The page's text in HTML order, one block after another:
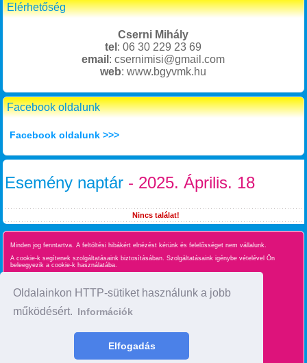
Oldalainkon HTTP-sütiket használunk a jobb
működésért. Információk
Elfogadás
Elérhetőség
Cserni Mihály
tel : 06 30 229 23 69
email : csernimisi@gmail.com
web: www.bgyvmk.hu
Facebook oldalunk
Facebook oldalunk >>>
Esemény naptár - 2025. Április. 18
Nincs találat!
Minden jog fenntartva. A feltöltési hibákért elnézést kérünk és felelősséget nem vállalunk.
A cookie-k segítenek szolgáltatásaink biztosításában. Szolgáltatásaink igénybe vételével Ön
beleegyezik a cookie-k használatába.
Oldaltérkép